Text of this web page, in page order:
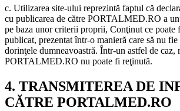
c. Utilizarea site-ului reprezintă faptul că
cu publicarea de către PORTALMED.RO a
pe baza unor criterii proprii, Conţinut ce poate
publicat, prezentat într-o manieră care să nu
dorinţele dumneavoastră. Într-un astfel de caz,
PORTALMED.RO nu poate fi reţinută.
4. TRANSMITEREA DE
CĂTRE PORTALMED.RO